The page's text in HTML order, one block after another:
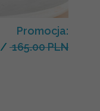
Promocja:
/ 165.00 PLN